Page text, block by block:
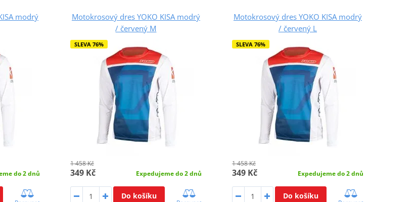
modrý
do 2 dnů
Motokrosový dres YOKO KISA modrý
/ červený M
SLEVA 76%
1 458 Kč
349 Kč Expedujeme do 2 dnů
Do košíku
Motokrosový dres YOKO KISA modrý
/ červený L
SLEVA 76%
1 458 Kč
349 Kč Expedujeme do 2 dnů
Do košíku